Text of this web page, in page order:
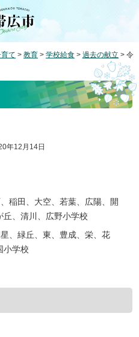
て > 教育 > 学校給食 > 過去の献立 > 令
年12月14日
稲田、大空、若葉、広陽、開
丘、清川、広野小学校
、緑丘、東、豊成、栄、花
小学校